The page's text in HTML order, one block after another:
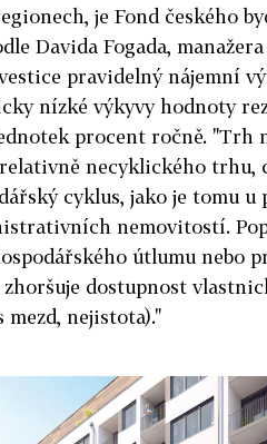
je Fond českého
Davida Fogada,
pravidelný nájemní
nízké výkyvy hodnoty
procent ročně. "Trh
necyklického trhu,
cyklus, jako je tomu u
nemovitostí.
útlumu nebo
dostupnost
mezd, nejistota)."